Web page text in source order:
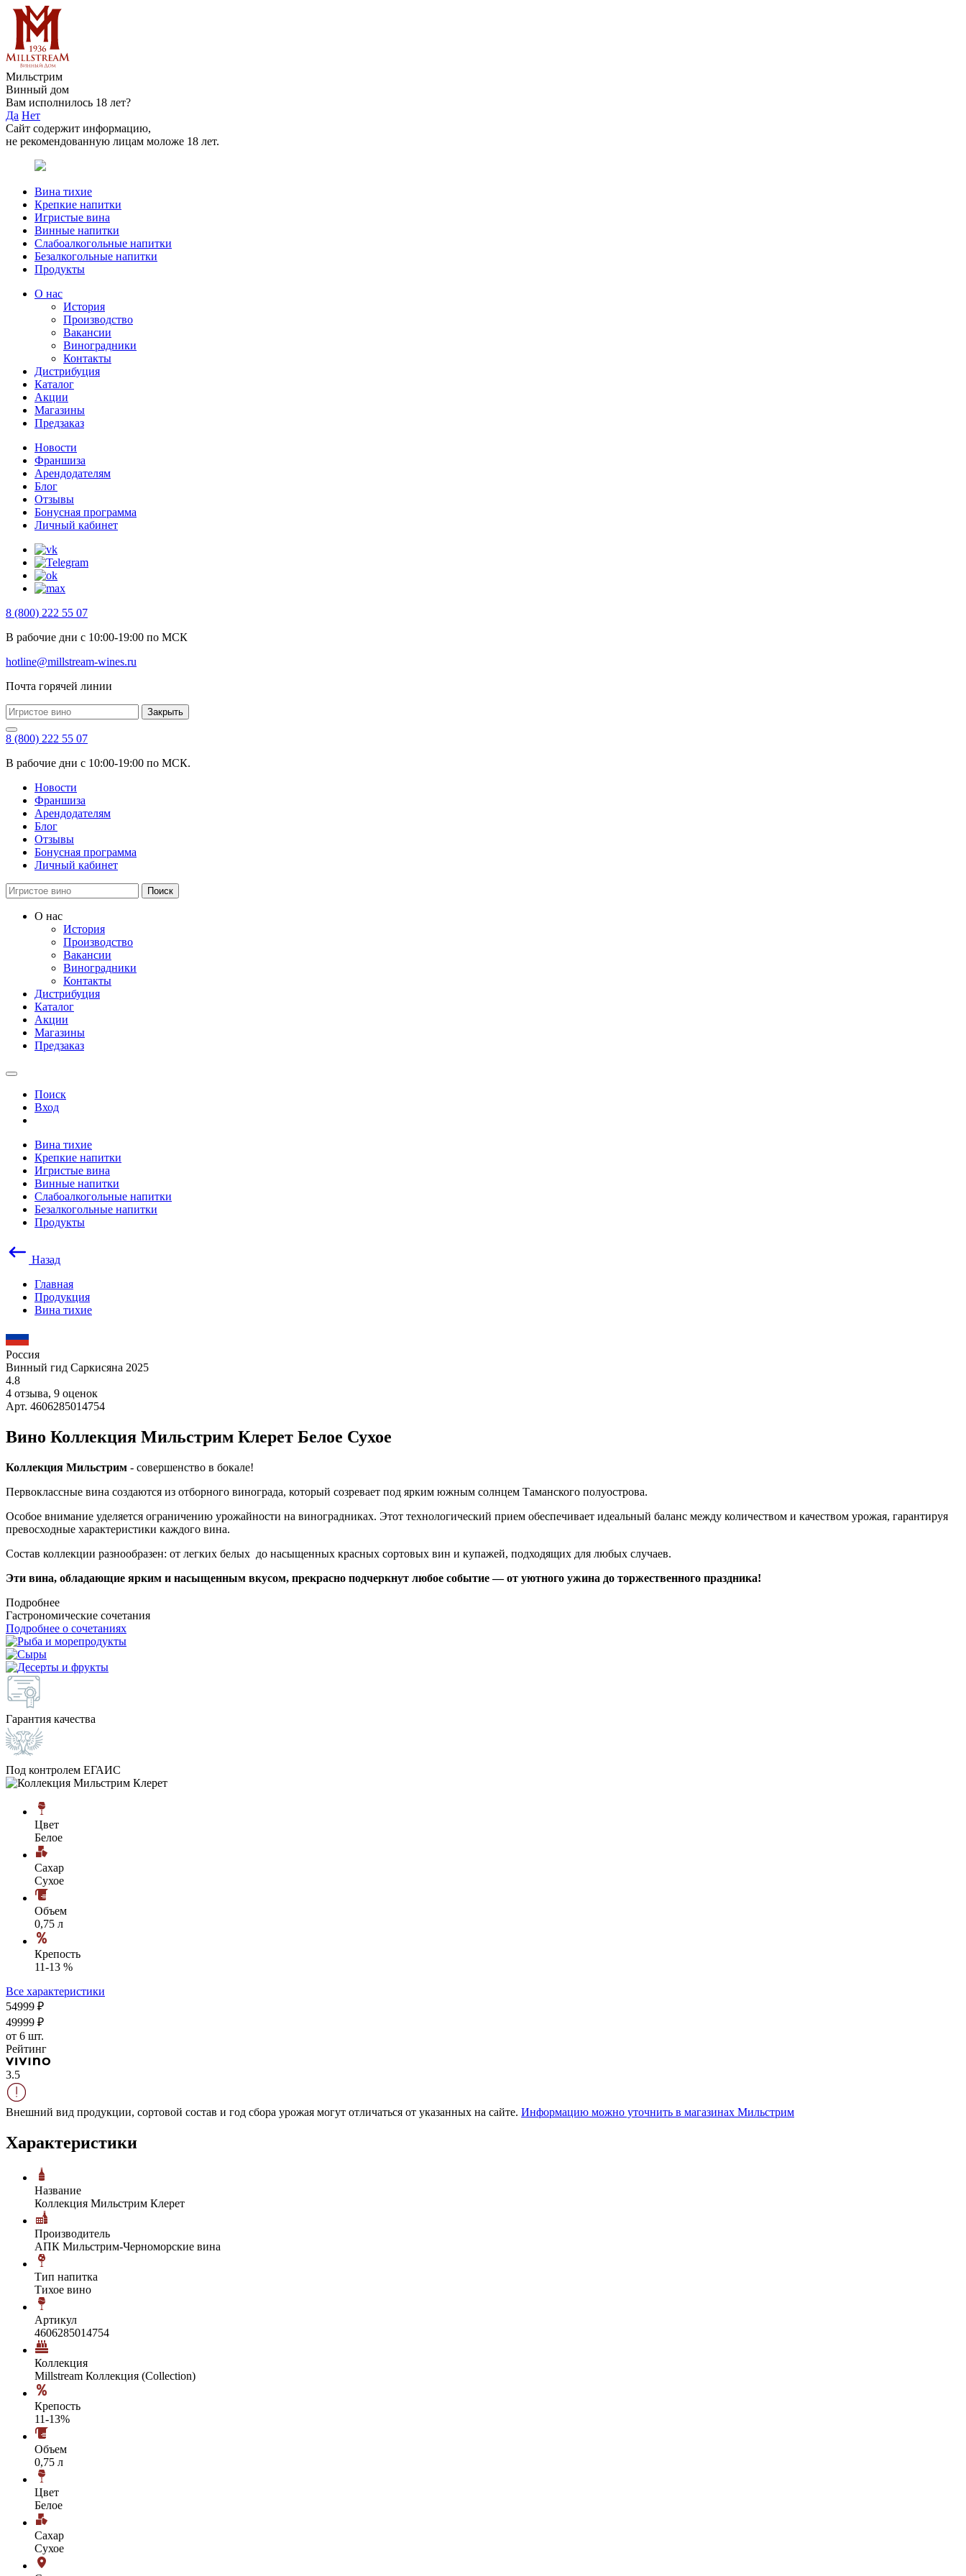
Мильстрим
Винный дом
Вам исполнилось 18 лет?
Да Нет
Сайт содержит информацию,
не рекомендованную лицам моложе 18 лет.
Вина тихие
Крепкие напитки
Игристые вина
Винные напитки
Слабоалкогольные напитки
Безалкогольные напитки
Продукты
О нас
История
Производство
Вакансии
Виноградники
Контакты
Дистрибуция
Каталог
Акции
Магазины
Предзаказ
Новости
Франшиза
Арендодателям
Блог
Отзывы
Бонусная программа
Личный кабинет
8 (800) 222 55 07
В рабочие дни с 10:00-19:00 по МСК
hotline@millstream-wines.ru
Почта горячей линии
Закрыть
8 (800) 222 55 07
В рабочие дни с 10:00-19:00 по МСК.
Новости
Франшиза
Арендодателям
Блог
Отзывы
Бонусная программа
Личный кабинет
Поиск
О нас
История
Производство
Вакансии
Виноградники
Контакты
Дистрибуция
Каталог
Акции
Магазины
Предзаказ
Поиск
Вход
Вина тихие
Крепкие напитки
Игристые вина
Винные напитки
Слабоалкогольные напитки
Безалкогольные напитки
Продукты
Назад
Главная
Продукция
Вина тихие
Россия
Винный гид Саркисяна 2025
4.8
4 отзыва, 9 оценок
Арт. 4606285014754
Вино Коллекция Мильстрим Клерет Белое Сухое
Коллекция Мильстрим - совершенство в бокале!
Первоклассные вина создаются из отборного винограда, который созревает под ярким южным солнцем Таманского полуострова.
Особое внимание уделяется ограничению урожайности на виноградниках. Этот технологический прием обеспечивает идеальный баланс между количеством и качеством урожая, гарантируя
превосходные характеристики каждого вина.
Состав коллекции разнообразен: от легких белых до насыщенных красных сортовых вин и купажей, подходящих для любых случаев.
Эти вина, обладающие ярким и насыщенным вкусом, прекрасно подчеркнут любое событие — от уютного ужина до торжественного праздника!
Подробнее
Гастрономические сочетания
Подробнее о сочетаниях
Гарантия качества
Под контролем ЕГАИС
Цвет
Белое
Сахар
Сухое
Объем
0,75 л
Крепость
11-13 %
Все характеристики
54999 ₽
49999 ₽
от 6 шт.
Рейтинг
3.5
Внешний вид продукции, сортовой состав и год сбора урожая могут отличаться от указанных на сайте. Информацию можно уточнить в магазинах Мильстрим
Характеристики
Название
Коллекция Мильстрим Клерет
Производитель
АПК Мильстрим-Черноморские вина
Тип напитка
Тихое вино
Артикул
4606285014754
Коллекция
Millstream Коллекция (Collection)
Крепость
11-13%
Объем
0,75 л
Цвет
Белое
Сахар
Сухое